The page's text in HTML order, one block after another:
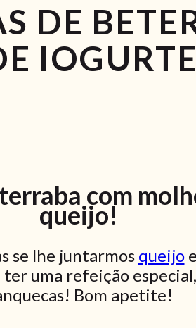
DE
com
queijo!
se lhe juntarmos queijoe
ter uma refeição
Bom apetite!